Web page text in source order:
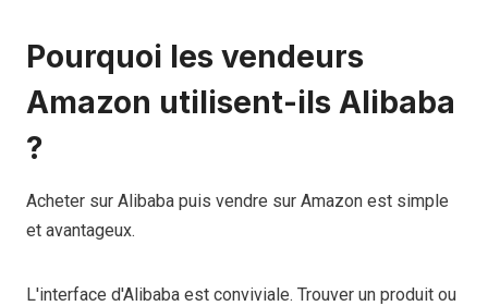
Pourquoi les vendeurs
Amazon utilisent-ils Alibaba
?
Acheter sur Alibaba puis vendre sur Amazon est simple
et avantageux.
L'interface d'Alibaba est conviviale. Trouver un produit ou